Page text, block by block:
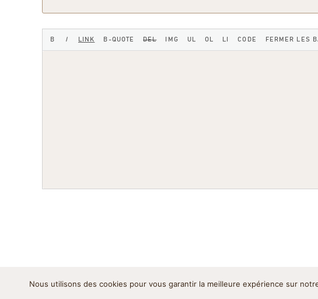
Mentions légales
Nous utilisons des cookies pour vous garantir la meilleure expérience sur